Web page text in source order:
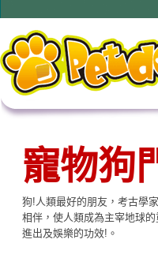
寵物狗
狗!人類最好的朋友，考古學
相伴，使人類成為主宰地球
進出及娛樂的功效!。